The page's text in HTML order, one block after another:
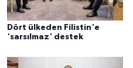
Dört ülkeden Filistin'e
'sarsılmaz' destek